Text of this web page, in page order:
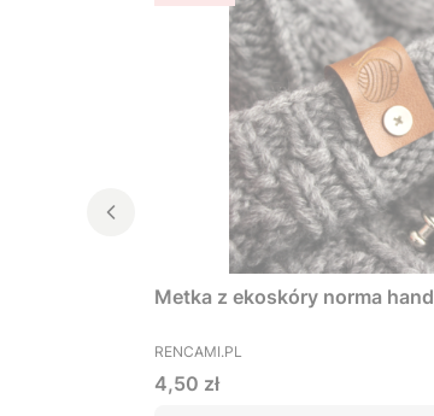
Metka z ekoskóry norma
PRODUCENT
RENCAMI.PL
Cena
4,50 zł